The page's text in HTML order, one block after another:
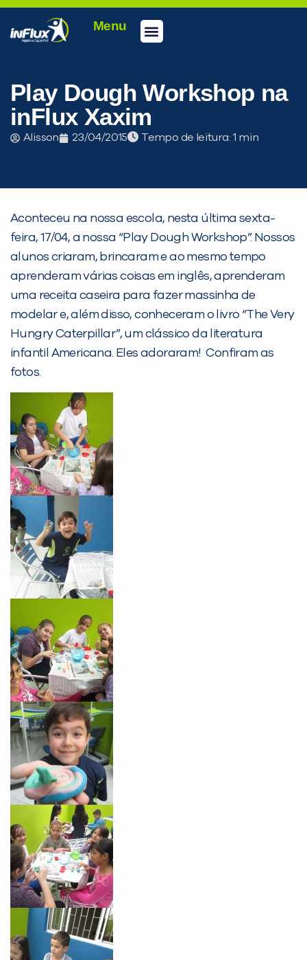
Menu
Play Dough Workshop na
inFlux Xaxim
Alisson 23/04/2015 Tempo de leitura:
Aconteceu na nossa escola, nesta última sexta-
feira, 17/04, a nossa “Play Dough Workshop”. Nossos
alunos criaram, brincaram e ao mesmo tempo
aprenderam várias coisas em inglês, aprenderam
uma receita caseira para fazer massinha de
modelar e, além disso, conheceram o livro “The Very
Hungry Caterpillar”, um clássico da literatura
infantil Americana. Eles adoraram! Confiram as
fotos.
PEÇA UMA DEMONSTRAÇÃO DE MÉTODO
Desculpe!
Não encontramos nenhuma unidade
Preencha com seus dados abaixo e
já vamos te colocar em contato
Você é aluno inFlux?
Sim
VOLTAR